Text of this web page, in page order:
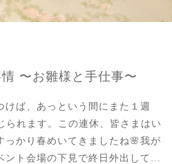
〜お雛様と手仕事〜
けば、あっという間にまた１週
られます。この連休、皆さまはい
っかり春めいてきましたね🌸我が
ント会場の下見で終日外出して…